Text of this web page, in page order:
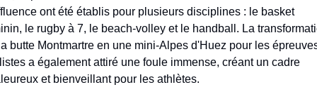
ont été établis pour plusieurs disciplines : le basket
le rugby à 7, le beach-volley et le handball. La
butte Montmartre en une mini-Alpes d'Huez pour les
a également attiré une foule immense, créant un cadre
et bienveillant pour les athlètes.